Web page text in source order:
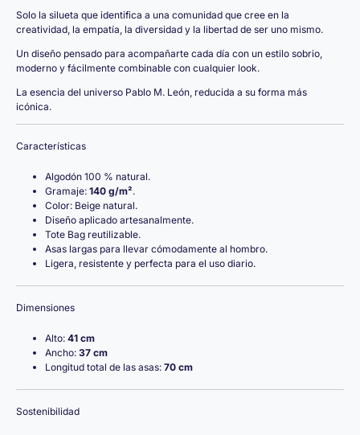
Solo la silueta que identifica a una comunidad que cree en la
creatividad, la empatía, la diversidad y la libertad de ser uno mismo.
Un diseño pensado para acompañarte cada día con un estilo sobrio,
moderno y fácilmente combinable con cualquier look.
La esencia del universo Pablo M. León, reducida a su forma más
icónica.
Características
Algodón 100 % natural.
Gramaje: 140 g/m².
Color: Beige natural.
Diseño aplicado artesanalmente.
Tote Bag reutilizable.
Asas largas para llevar cómodamente al hombro.
Ligera, resistente y perfecta para el uso diario.
Dimensiones
Alto: 41 cm
Ancho: 37 cm
Longitud total de las asas: 70 cm
Sostenibilidad